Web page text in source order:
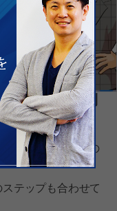
由は？言語別
とフリーランスの
テップも合わせて